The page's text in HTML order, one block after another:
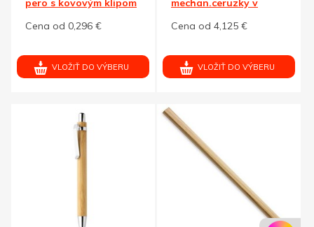
pero s kovovým klipom
Cena od 0,296 €
VLOŽIŤ DO VÝBERU
mechan.ceruzky v
Cena od 4,125 €
VLOŽIŤ DO VÝBERU